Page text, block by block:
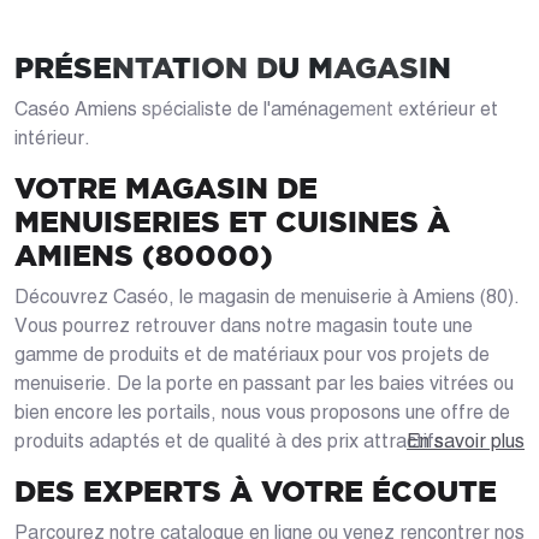
PRÉSENTATION DU MAGASIN
Caséo Amiens spécialiste de l'aménagement extérieur et
intérieur.
VOTRE MAGASIN DE
MENUISERIES ET CUISINES À
AMIENS (80000)
Découvrez Caséo, le magasin de menuiserie à Amiens (80).
Vous pourrez retrouver dans notre magasin toute une
gamme de produits et de matériaux pour vos projets de
menuiserie. De la porte en passant par les baies vitrées ou
bien encore les portails, nous vous proposons une offre de
produits adaptés et de qualité à des prix attractifs.
DES EXPERTS À VOTRE ÉCOUTE
Parcourez notre catalogue en ligne ou venez rencontrer nos
En savoir plus